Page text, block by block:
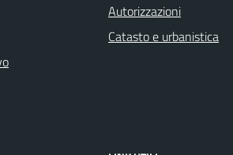
Autorizzazioni
Catasto e urbanistica